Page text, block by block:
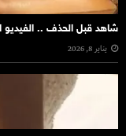
شاهد قبل الحذف .. الفيديو
يناير 8, 2026